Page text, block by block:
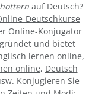
auf Deutsch?
Deutschkurse
Online-Konjugator
und bietet
lernen online,
online, Deutsch
Konjugieren Sie